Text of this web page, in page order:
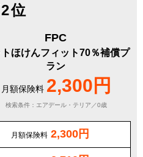
位
FPC
ほけんフィット70％補償プ
ラン
月額保険料 2,300円
検索条件：エアデール・テリア／0歳
月額保険料 2,300円